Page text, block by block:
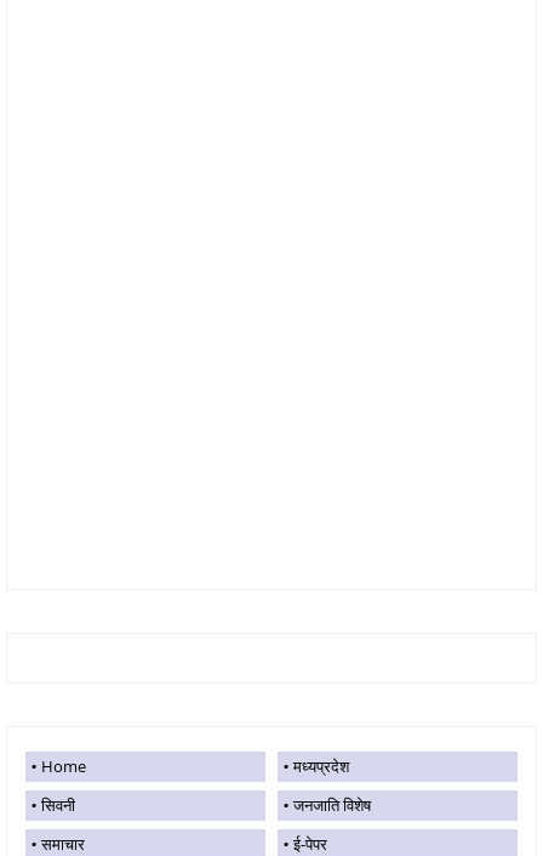
Home
मध्यप्रदेश
सिवनी
जनजाति विशेष
समाचार
ई-पेपर